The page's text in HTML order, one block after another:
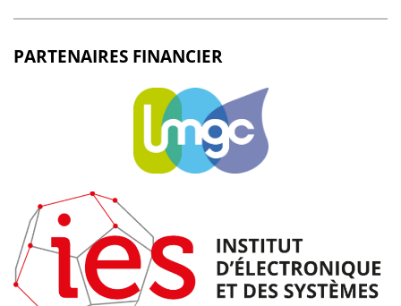
PARTENAIRES FINANCIER